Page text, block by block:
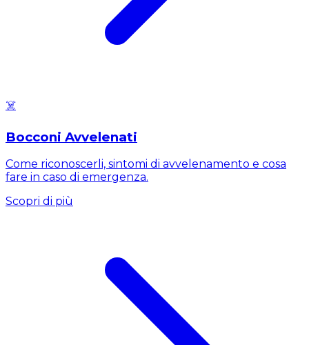
☠️
Bocconi Avvelenati
Come riconoscerli, sintomi di avvelenamento e cosa
fare in caso di emergenza.
Scopri di più